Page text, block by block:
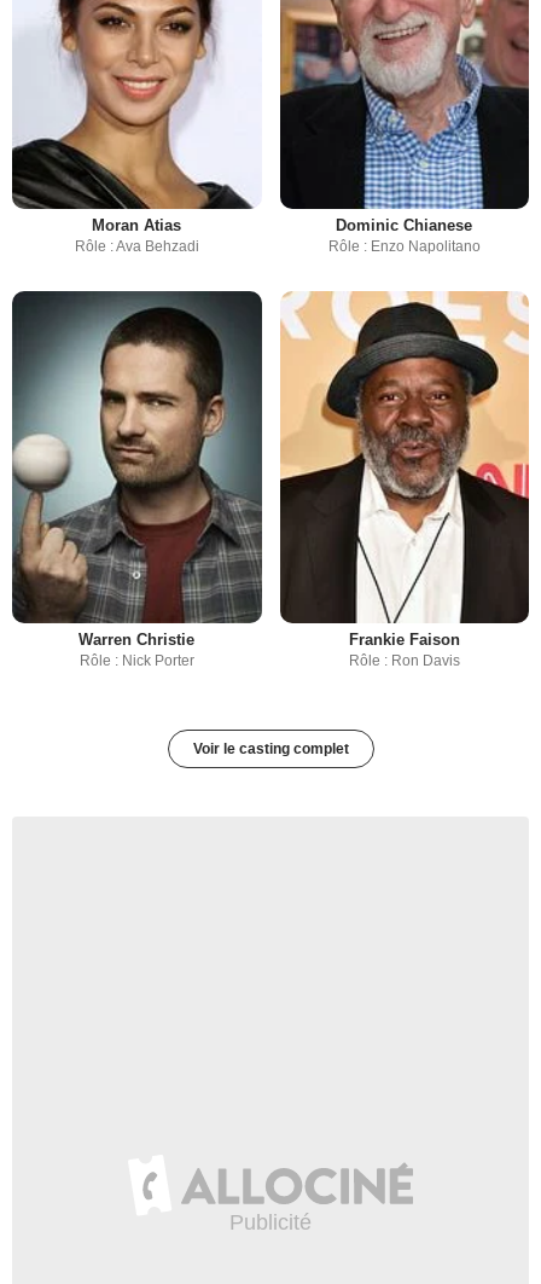
Moran Atias
Rôle : Ava Behzadi
Dominic Chianese
Rôle : Enzo Napolitano
Warren Christie
Rôle : Nick Porter
Frankie Faison
Rôle : Ron Davis
Voir le casting complet